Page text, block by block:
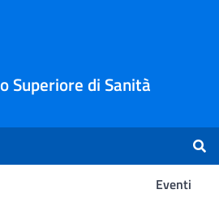
Superiore di Sanità
Eventi